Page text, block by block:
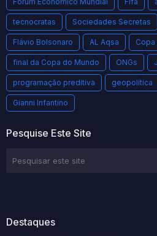
tecnocratas Sociedades Secretas
Flávio Bolsonaro AL Aqsa
final da Copa do Mundo ONGs
programação preditiva geopolítica
Gianni Infantino
Pesquise Este Site
Destaques